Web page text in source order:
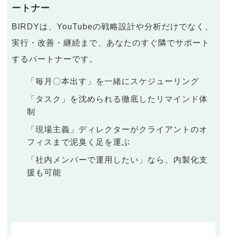
ートナー
BIRDYは、YouTubeの戦略設計や分析だけでなく、
実行・改善・継続まで、あなたのすぐ隣でサポート
するパートナーです。
「毎月〇本出す」を一緒にスケジューリング
「タスク」を沈められる徹底したリマインド体
制
「現場主義」ディレクターがクライアントのオ
フィスまで泥臭く足を運ぶ
「社内メンバーで運用したい」なら、内製化支
援も可能